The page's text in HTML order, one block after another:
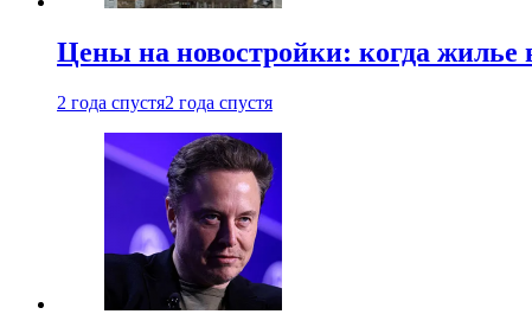
Цены на новостройки: когда жилье
2 года спустя2 года спустя